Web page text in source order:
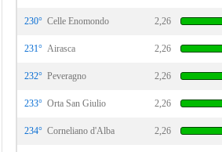
230° Celle Enomondo 2,26
231° Airasca 2,26
232° Peveragno 2,26
233° Orta San Giulio 2,26
234° Corneliano d'Alba 2,26